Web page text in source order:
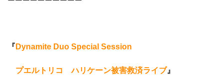
『 Dynamite Duo Special Session
プエルトリコ ハリケーン被害救済ライブ』